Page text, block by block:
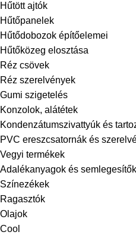
Hűtött ajtók
Hűtőpanelek
Hűtődobozok építőelemei
Hűtőközeg elosztása
Réz csövek
Réz szerelvények
Gumi szigetelés
Konzolok, alátétek
Kondenzátumszivattyúk és
PVC ereszcsatornák és
Vegyi termékek
Adalékanyagok és semlegesítők
Színezékek
Ragasztók
Olajok
Cool